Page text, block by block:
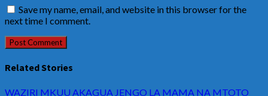
Save my name, email, and website in this browser for the
next time I comment.
Related Stories
WAZIRI MKUU AKAGUA JENGO LA MAMA NA MTOTO